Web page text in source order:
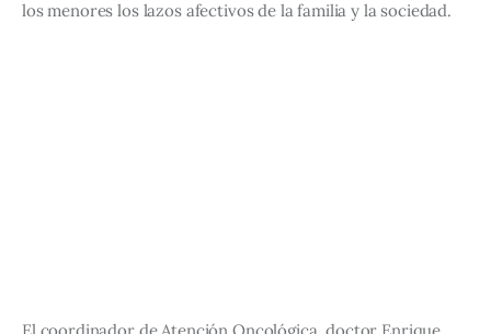
los menores los lazos afectivos de la familia y la sociedad.